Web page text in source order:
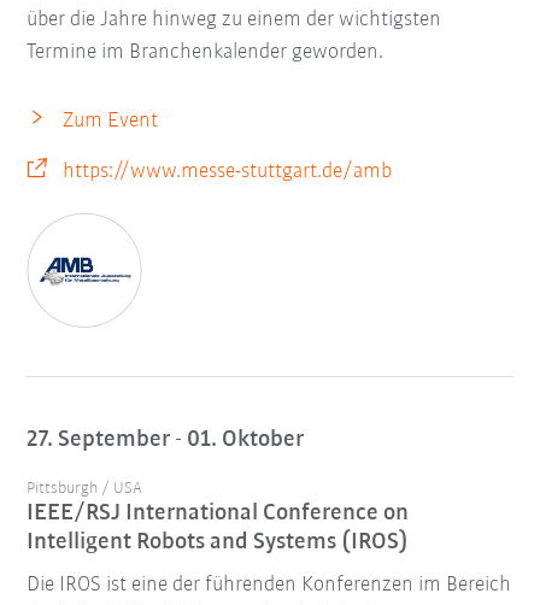
über die Jahre hinweg zu einem der wichtigsten
Termine im Branchenkalender geworden.
Zum Event
https://www.messe-stuttgart.de/amb
27. September - 01. Oktober
Pittsburgh / USA
IEEE/RSJ International Conference on
Intelligent Robots and Systems (IROS)
Die IROS ist eine der führenden Konferenzen im Bereich